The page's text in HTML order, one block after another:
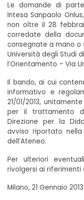
Le domande di
Intesa Sanpaolo
non oltre il 28
corredate della
consegnate a mano o
Università degli Studi
l’Orientamento – Via
Il bando, ai cui
informativo e
21/01/2013,
per il trattamento
Direzione per la
avviso riportato
dell’Ateneo.
Per ulteriori
rivolgersi ai riferimenti
Milano, 21 Gennaio 2013